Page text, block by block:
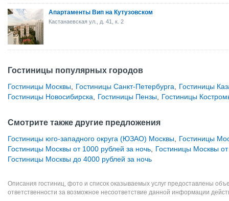
Апартаменты Вип на Кутузовском
Кастанаевская ул., д. 41, к. 2
Гостиницы популярных городов
Гостиницы Москвы Гостиницы Санкт-Петербурга
Гостиницы
Гостиницы Новосибирска
Гостиницы Пензы Гостиницы
Смотрите также другие предложения
Гостиницы юго-западного округа (ЮЗАО) Москвы
Гостиницы
Гостиницы Москвы от 1000 рублей за ночь
Гостиницы Москвы
Гостиницы Москвы до 4000 рублей за ночь
Описания гостиниц, фото и список оказываемых услуг предоставлены
ответственности за возможное несоответствие данной информации